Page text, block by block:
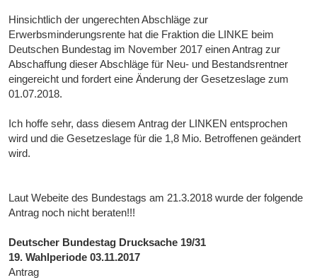
Hinsichtlich der ungerechten Abschläge zur
Erwerbsminderungsrente hat die Fraktion die LINKE beim
Deutschen Bundestag im November 2017 einen Antrag zur
Abschaffung dieser Abschläge für Neu- und Bestandsrentner
eingereicht und fordert eine Änderung der Gesetzeslage zum
01.07.2018.
Ich hoffe sehr, dass diesem Antrag der LINKEN entsprochen
wird und die Gesetzeslage für die 1,8 Mio. Betroffenen geändert
wird.
Laut Webeite des Bundestags am 21.3.2018 wurde der folgende
Antrag noch nicht beraten!!!
Deutscher Bundestag Drucksache 19/31
19. Wahlperiode 03.11.2017
Antrag